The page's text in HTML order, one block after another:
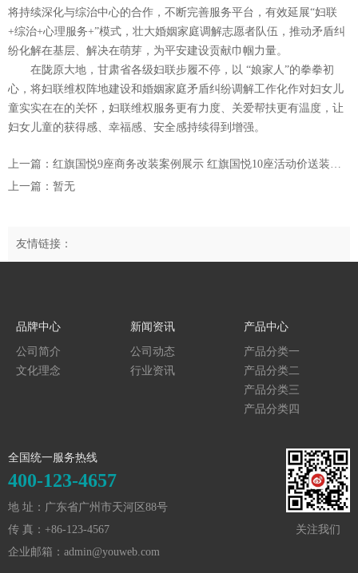
将持续深化与综治中心的合作，不断完善服务平台，有效延展“妇联
+综治+心理服务+”模式，壮大婚姻家庭调解志愿者队伍，推动矛盾纠
纷化解在基层、解决在萌芽，为平安建设贡献巾帼力量。
在陇原大地，甘肃省各级妇联步履不停，以 “娘家人”的拳拳初
心，将妇联维权阵地建设和婚姻家庭矛盾纠纷调解工作化作对妇女儿
童实实在在的关怀，妇联维权服务更有力度、关爱帮扶更有温度，让
妇女儿童的获得感、幸福感、安全感持续得到增强。
上一篇：暂无
友情链接：
品牌中心
公司简介
文化理念
新闻资讯
公司动态
行业资讯
产品中心
产品分类一
产品分类二
产品分类三
产品分类四
全国统一服务热线
400-123-4657
地 址：广东省广州市天河区88号
传 真：+86-123-4567
企业邮箱：admin@youweb.com
关注我们